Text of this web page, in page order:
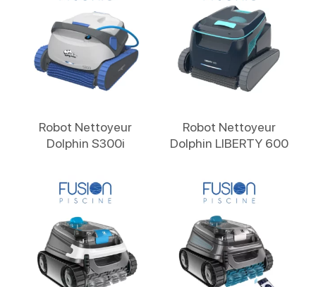
Robot Nettoyeur
Dolphin S300i
Robot Nettoyeur
Dolphin LIBERTY 600